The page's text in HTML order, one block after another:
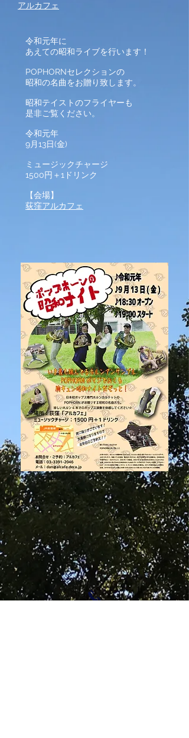
アルカフェ
令和元年に
あえての昭和ライブを行います！
POPHORNセレクションの
昭和の名曲をお贈り致します。
昭和テイストのフライヤーも
是非ご覧ください。
令和元年
9月13日(金)
ミュージックチャージ
1500円＋1ドリンク
【会場】
荻窪アルカフェ